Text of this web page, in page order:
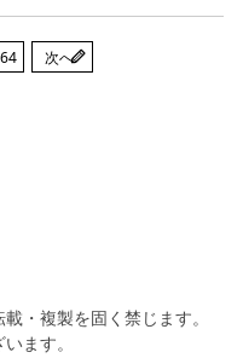
64 次へ
・複製を固く禁じます。
ます。